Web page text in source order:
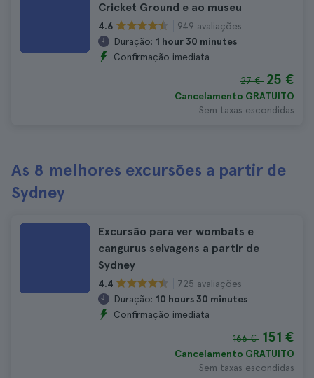
Cricket Ground e ao museu
4.6
949 avaliações
Duração: 1 hour 30 minutes
Confirmação imediata
27 € 25 €
Cancelamento GRATUITO
Sem taxas escondidas
As 8 melhores excursões a partir de
Sydney
Excursão para ver wombats e
cangurus selvagens a partir de
Sydney
4.4
725 avaliações
Duração: 10 hours 30 minutes
Confirmação imediata
166 € 151 €
Cancelamento GRATUITO
Sem taxas escondidas